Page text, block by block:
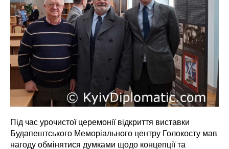
Під час урочистої церемонії відкриття виставки
Будапештського Меморіального центру Голокосту мав
нагоду обмінятися думками щодо концепції та